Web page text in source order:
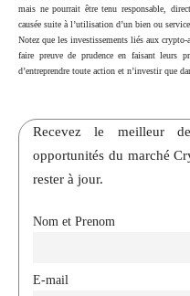
mais ne pourrait être tenu responsable,
causée suite à l’utilisation d’un bien ou
Notez que les investissements liés aux
faire preuve de prudence en faisant leurs
d’entreprendre toute action et n’investir que
Recevez le meilleur
opportunités du marché
rester à jour.
Nom et Prenom
E-mail